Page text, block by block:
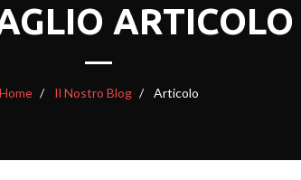
ARTICOLO
Home Il Nostro Blog Articolo